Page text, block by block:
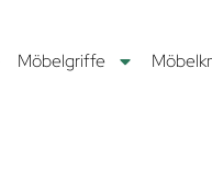
Möbelgriffe